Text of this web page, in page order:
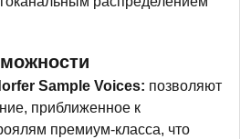
Sample Voices: позволяют
приближенное к
премиум-класса, что